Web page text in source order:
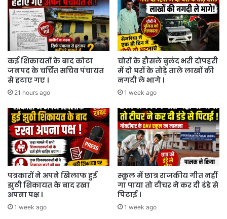
दी
पंचायत
की
लाखों
राशि
।
कई शिकायतों के बाद कोटा
जनपद के चर्चित सचिव पंचायत
से हटाए गए ।
21 hours ago
चोरों के हौसले बुलंद भरी दोपहरी
में दो घरों के तोड़े ताले लाखों की
नगदी ले भागे ।
1 week ago
पत्रकारों ने अपने खिलाफ हुई
झुठी शिकायत के बाद रखा
अपना पक्ष ।
1 week ago
स्कूल में छात्र राजकीय गीत नहीं
गा पाया तो टीचर ने कर दी डंडे से
पिटाई ।
1 week ago